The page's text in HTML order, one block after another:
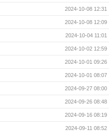
2024-10-08 12:31
2024-10-08 12:09
2024-10-04 11:01
2024-10-02 12:59
2024-10-01 09:26
2024-10-01 08:07
2024-09-27 08:00
2024-09-26 08:48
2024-09-16 08:19
2024-09-11 08:52